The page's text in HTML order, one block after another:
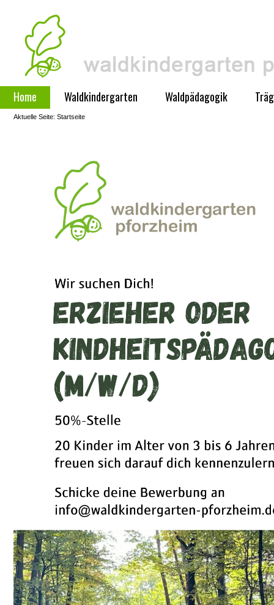
Home Waldkindergarten Waldpädagogik
Aktuelle Seite: Startseite